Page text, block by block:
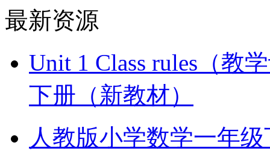
最新资源
Unit 1 Class rules（教
下册（新教材）
人教版小学数学一年